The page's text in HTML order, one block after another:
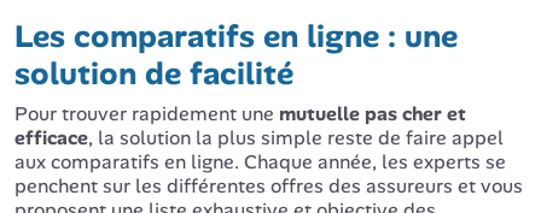
Les comparatifs en ligne : une
solution de facilité
Pour trouver rapidement une mutuelle pas cher et
efficace, la solution la plus simple reste de faire appel
aux comparatifs en ligne. Chaque année, les experts se
penchent sur les différentes offres des assureurs et vous